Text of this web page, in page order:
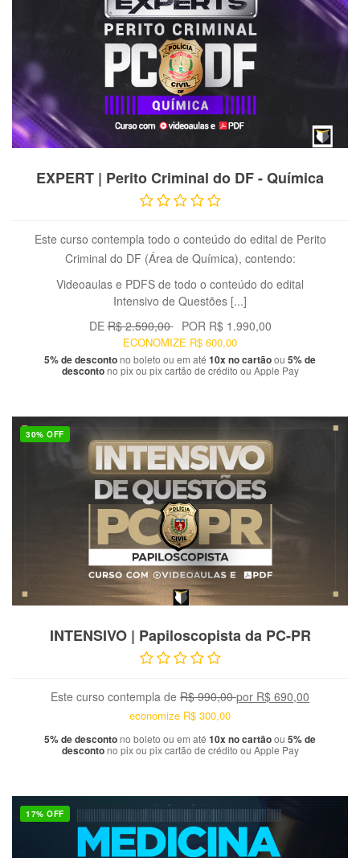
EXPERT | Perito Criminal do DF - Química
Este curso contempla todo o conteúdo do edital de Perito
Criminal do DF (Área de Química), contendo:
Videoaulas e PDFS de todo o conteúdo do edital
Intensivo de Questões [...]
DE R$ 2.590,00 POR R$ 1.990,00
ECONOMIZE R$ 600,00
5% de descontono boleto ou em até 10x no cartãoou 5% de
descontono pix ou pix cartão de crédito ou Apple Pay
30% OFF
INTENSIVO | Papiloscopista da PC-PR
Este curso contempla de R$ 990,00 por R$ 690,00
economize R$ 300,00
5% de descontono boleto ou em até 10x no cartãoou 5% de
descontono pix ou pix cartão de crédito ou Apple Pay
17% OFF